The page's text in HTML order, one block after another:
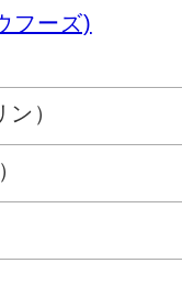
フーズ)
）